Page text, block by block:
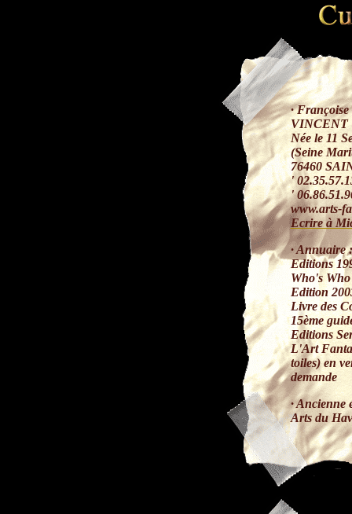
·
VINCENT
Née le 11
(Seine
76460
'
'
www.arts-
Ecrire à
·
Editions
Who's
Edition
Livre des
15ème
Editions
L'Art
toiles) en
demande
· Ancienne
Arts du